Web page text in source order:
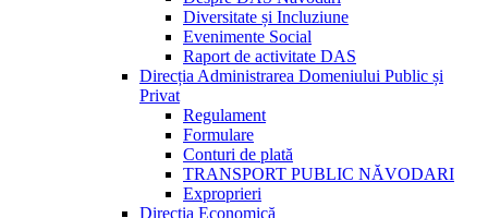
Diversitate și Incluziune
Evenimente Social
Raport de activitate DAS
Direcția Administrarea Domeniului Public și
Privat
Regulament
Formulare
Conturi de plată
TRANSPORT PUBLIC NĂVODARI
Exproprieri
Direcția Economică